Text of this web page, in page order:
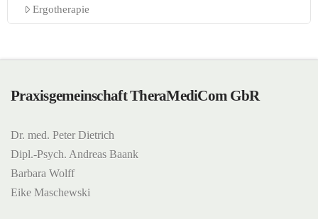
Ergotherapie
Praxisgemeinschaft TheraMediCom GbR
Dr. med. Peter Dietrich
Dipl.-Psych. Andreas Baank
Barbara Wolff
Eike Maschewski